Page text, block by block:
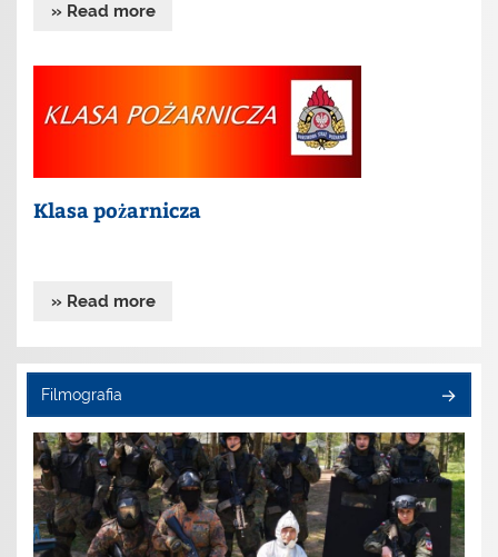
» Read more
Klasa pożarnicza
» Read more
Filmografia